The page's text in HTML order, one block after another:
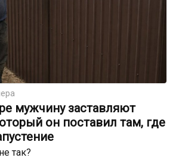
мужчину заставляют
он поставил там, где
так?